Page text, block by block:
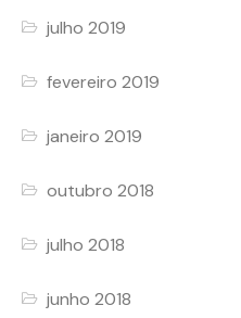
julho 2019
fevereiro 2019
janeiro 2019
outubro 2018
julho 2018
junho 2018